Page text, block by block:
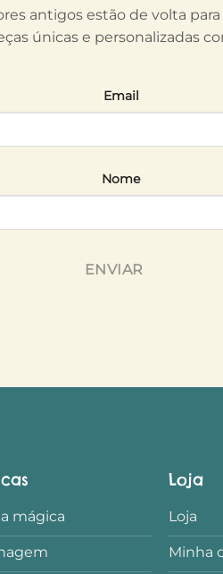
antigos estão de volta
únicas e personalizadas
Email
Nome
ENVIAR
mágica
Loja
Loja
Minha